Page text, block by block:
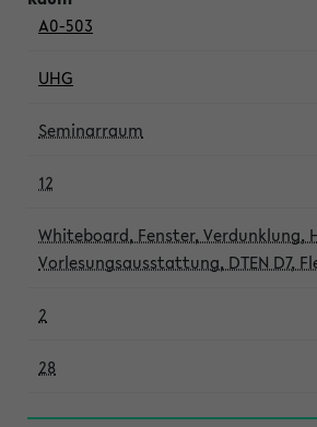
A0-503
UHG
Seminarraum
12
Whiteboard, Fenster, Verdunklung,
Vorlesungsausstattung, DTEN D7,
2
28